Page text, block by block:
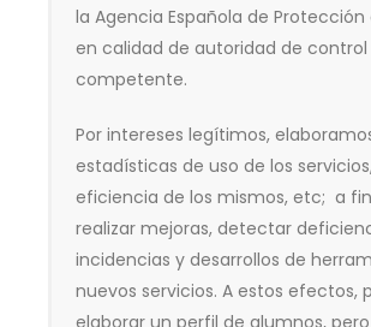
la Agencia Española de Protección
en calidad de autoridad de control
competente.
Por intereses legítimos,
estadísticas de uso de los
eficiencia de los mismos, etc; a
realizar mejoras, detectar
incidencias y desarrollos de
nuevos servicios. A estos efectos,
elaborar un perfil de alumnos,